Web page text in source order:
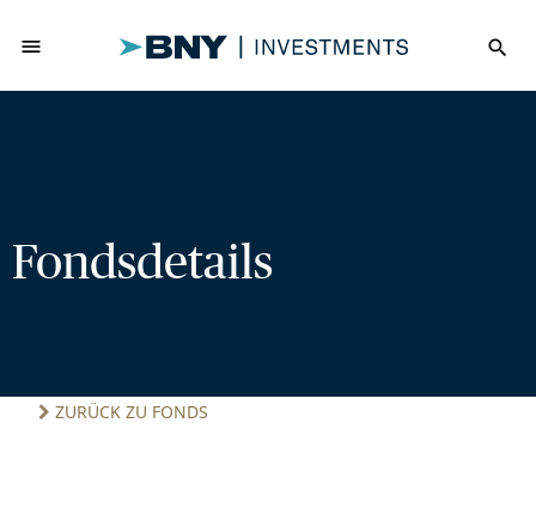
menu search
Fondsdetails
ZURÜCK ZU FONDS